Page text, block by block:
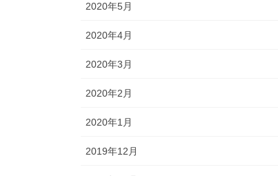
2020年5月
2020年4月
2020年3月
2020年2月
2020年1月
2019年12月